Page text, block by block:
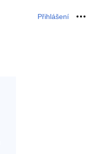
Přihlášení Osobní